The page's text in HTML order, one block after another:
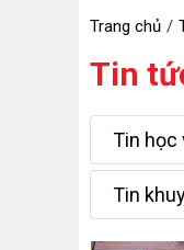
Trang chủ
Tin
Tin học
Tin